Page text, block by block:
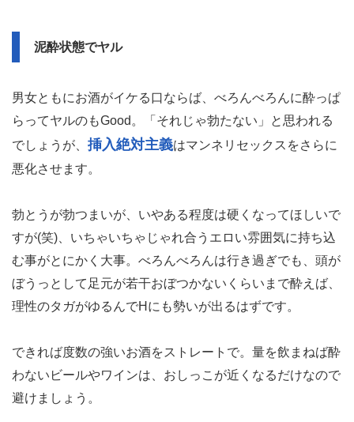
泥酔状態でヤル
男女ともにお酒がイケる口ならば、べろんべろんに酔っぱ
らってヤルのもGood。「それじゃ勃たない」と思われる
でしょうが、 挿入絶対主義はマンネリセックスをさらに
悪化させます。
勃とうが勃つまいが、いやある程度は硬くなってほしいで
すが(笑)、いちゃいちゃじゃれ合うエロい雰囲気に持ち込
む事がとにかく大事。べろんべろんは行き過ぎでも、頭が
ぼうっとして足元が若干おぼつかないくらいまで酔えば、
理性のタガがゆるんでHにも勢いが出るはずです。
できれば度数の強いお酒をストレートで。量を飲まねば酔
わないビールやワインは、おしっこが近くなるだけなので
避けましょう。